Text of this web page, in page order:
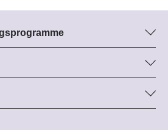
zu allen Nationalen
SNF
Informationen zu den vom SNF